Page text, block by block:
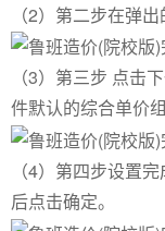
（2）第二步在弹
（3）第三步 点击
件默认的综合单价
（4）第四步设置
后点击确定。